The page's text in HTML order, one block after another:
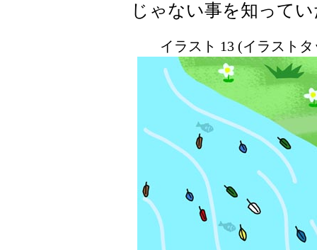
じゃない事を知って
イラスト 13 (イラスト